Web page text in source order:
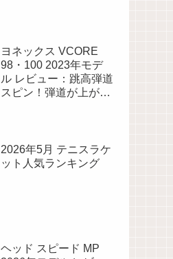
ヨネックス VCORE
98・100 2023年モデ
ル レビュー：跳高弾道
スピン！弾道が上がる
2026年5月 テニスラケ
ット人気ランキング
ヘッド スピード MP